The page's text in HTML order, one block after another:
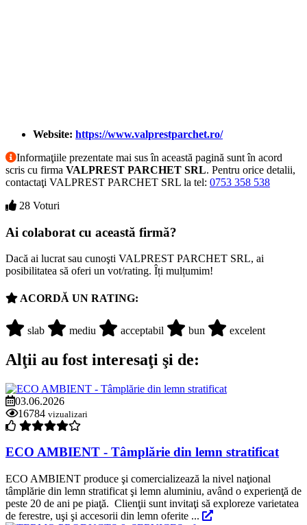
Website: https://www.valprestparchet.ro/
Informaţiile prezentate mai sus în această pagină sunt în acord
scris cu firma VALPREST PARCHET SRL. Pentru orice detalii,
contactaţi VALPREST PARCHET SRL la tel: 0753 358 538
28 Voturi
Ai colaborat cu această firmă?
Dacă ai lucrat sau cunoşti VALPREST PARCHET SRL, ai
posibilitatea să oferi un vot/rating. Îți mulțumim!
ACORDĂ UN RATING:
slab mediu acceptabil bun excelent
Alţii au fost interesaţi şi de:
03.06.2026
16784 vizualizari
ECO AMBIENT - Tâmplărie din lemn stratificat
ECO AMBIENT produce şi comercializează la nivel naţional
tâmplărie din lemn stratificat şi lemn aluminiu, având o experienţă de
peste 20 de ani pe piaţă. Clienţii sunt invitaţi să exploreze varietatea
de ferestre, uşi şi accesorii din lemn oferite ...